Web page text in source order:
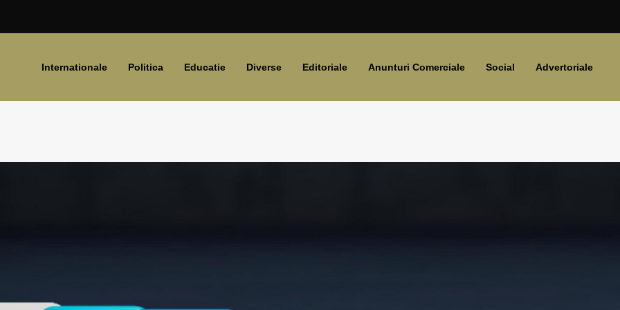
Internationale Politica Educatie Diverse Editoriale Anunturi Comerciale Social Advertoriale